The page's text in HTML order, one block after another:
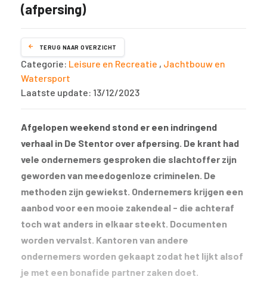
(afpersing)
TERUG NAAR OVERZICHT
Categorie: Leisure en Recreatie , Jachtbouw en
Watersport
Laatste update: 13/12/2023
Afgelopen weekend stond er een indringend
verhaal in De Stentor over afpersing. De krant had
vele ondernemers gesproken die slachtoffer zijn
geworden van meedogenloze criminelen. De
methoden zijn gewiekst. Ondernemers krijgen een
aanbod voor een mooie zakendeal - die achteraf
toch wat anders in elkaar steekt. Documenten
worden vervalst. Kantoren van andere
ondernemers worden gekaapt zodat het lijkt alsof
je met een bonafide partner zaken doet.